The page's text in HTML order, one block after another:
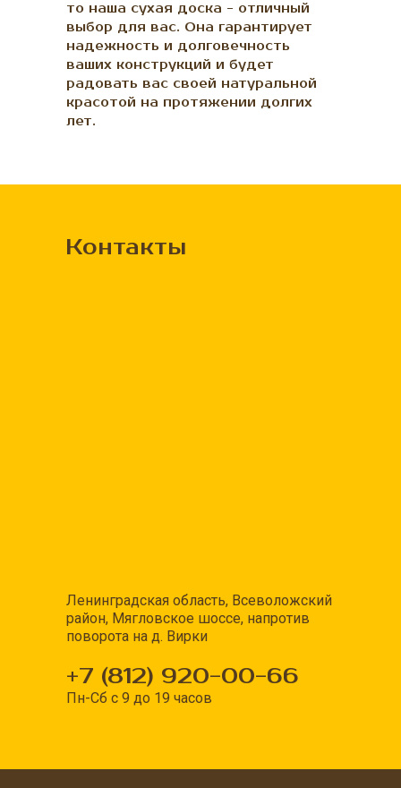
то наша сухая доска - отличный
выбор для вас. Она гарантирует
надежность и долговечность
ваших конструкций и будет
радовать вас своей натуральной
красотой на протяжении долгих
лет.
Ленинградская область, Всеволожский
район, Мягловское шоссе, напротив
поворота на д. Вирки
+7 (812) 920-00-66
Пн-Сб с 9 до 19 часов
Контакты